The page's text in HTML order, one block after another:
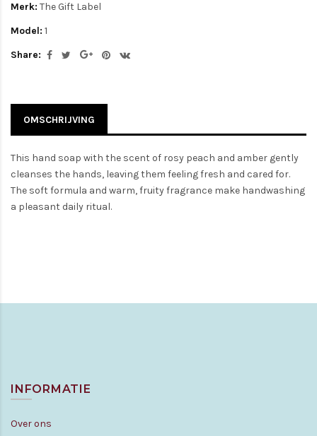
Merk: The Gift Label
Model: 1
Share:
OMSCHRIJVING
This hand soap with the scent of rosy peach and amber gently
cleanses the hands, leaving them feeling fresh and cared for.
The soft formula and warm, fruity fragrance make handwashing
a pleasant daily ritual.
INFORMATIE
Over ons